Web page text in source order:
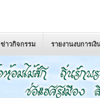
ข่าวกิจกรรม รายงานงบการเงิ